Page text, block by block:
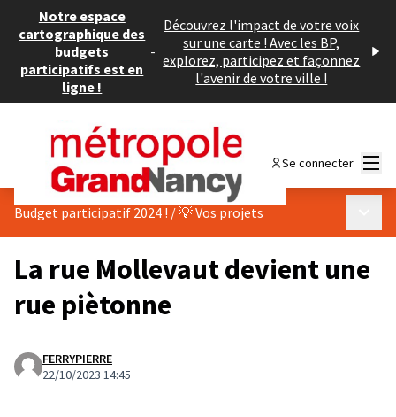
Notre espace
cartographique des
budgets
participatifs est en
ligne !
-
Découvrez l'impact de votre voix
sur une carte ! Avec les BP,
explorez, participez et façonnez
l'avenir de votre ville !
Se connecter
Budget participatif 2024 ! /💡 Vos projets
La rue Mollevaut devient une
rue piètonne
FERRYPIERRE
22/10/2023 14:45